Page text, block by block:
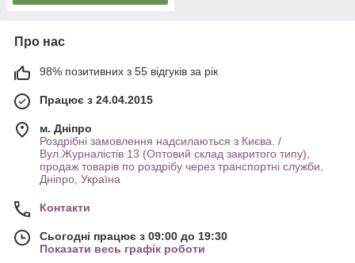
Про нас
98% позитивних з 55 відгуків за рік
Працює з 24.04.2015
м. Дніпро
Роздрібні замовлення надсилаються з Києва. /
Вул.Журналістів 13 (Оптовий склад закритого типу),
продаж товарів по роздрібу через транспортні служби,
Дніпро, Україна
Контакти
Сьогодні працює з 09:00 до 19:30
Показати весь графік роботи